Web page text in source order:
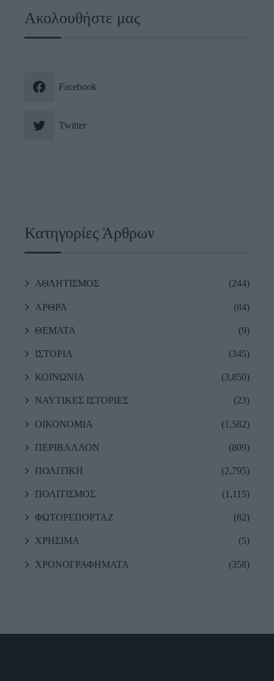
Ακολουθήστε μας
Facebook
Twitter
Κατηγορίες Άρθρων
ΑΘΛΗΤΙΣΜΟΣ (244)
ΑΡΘΡΑ (84)
ΘΕΜΑΤΑ (9)
ΙΣΤΟΡΙΑ (345)
ΚΟΙΝΩΝΙΑ (3,850)
ΝΑΥΤΙΚΕΣ ΙΣΤΟΡΙΕΣ (23)
ΟΙΚΟΝΟΜΙΑ (1,582)
ΠΕΡΙΒΑΛΛΟΝ (809)
ΠΟΛΙΤΙΚΗ (2,795)
ΠΟΛΙΤΙΣΜΟΣ (1,115)
ΦΩΤΟΡΕΠΟΡΤΑΖ (82)
ΧΡΗΣΙΜΑ (5)
ΧΡΟΝΟΓΡΑΦΗΜΑΤΑ (358)